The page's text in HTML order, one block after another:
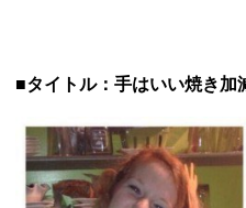
■タイトル：手はいい焼き加